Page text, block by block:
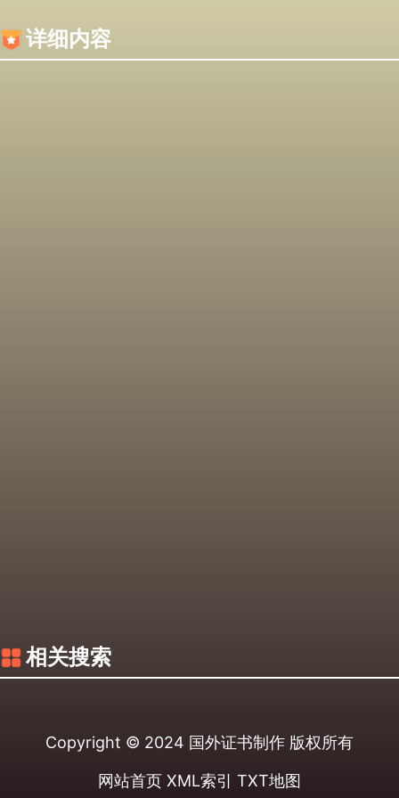
详细内容
相关搜索
Copyright © 2024 国外证书制作 版权所有
网站首页 XML索引 TXT地图